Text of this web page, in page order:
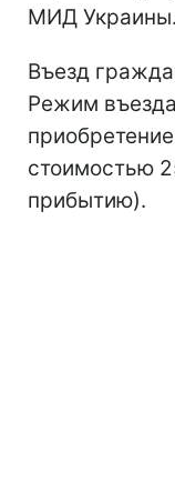
МИД Украины.
Въезд
Режим
стоимостью
прибытию).